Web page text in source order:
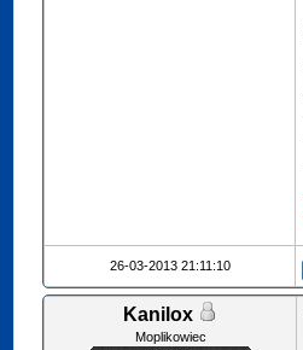
26-03-2013 21:11:10
Kanilox
Moplikowiec